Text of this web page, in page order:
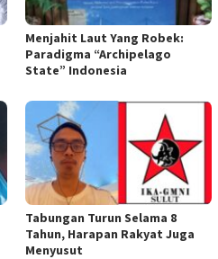
Menjahit Laut Yang Robek:
Paradigma “Archipelago
State” Indonesia
Tabungan Turun Selama 8
Tahun, Harapan Rakyat Juga
Menyusut